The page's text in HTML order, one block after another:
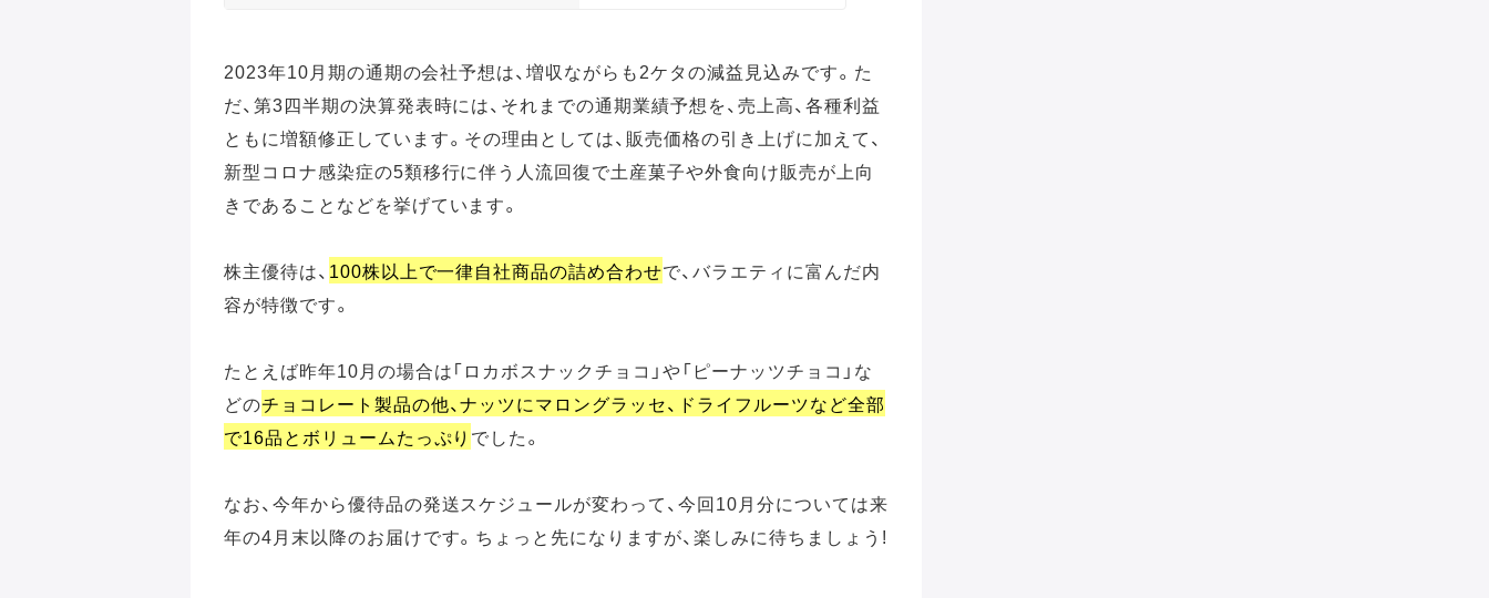
2023年10月期の通期の会社予想は、増収ながらも2ケタの減益見込みです。た
だ、第3四半期の決算発表時には、それまでの通期業績予想を、売上高、各種利益
ともに増額修正しています。その理由としては、販売価格の引き上げに加えて、
新型コロナ感染症の5類移行に伴う人流回復で土産菓子や外食向け販売が上向
きであることなどを挙げています。
株主優待は、 100株以上で一律自社商品の詰め合わせで、バラエティに富んだ内
容が特徴です。
たとえば昨年10月の場合は「ロカボスナックチョコ」や「ピーナッツチョコ」な
どのチョコレート製品の他、ナッツにマロングラッセ、ドライフルーツなど全部
で16品とボリュームたっぷり でした。
なお、今年から優待品の発送スケジュールが変わって、今回10月分については来
年の4月末以降のお届けです。ちょっと先になりますが、楽しみに待ちましょう!